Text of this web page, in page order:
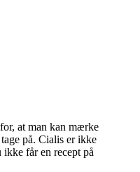
at man kan mærke
på. Cialis er ikke
får en recept på